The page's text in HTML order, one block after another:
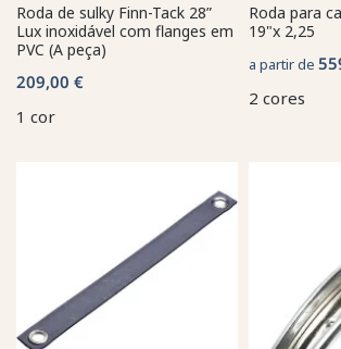
Roda de sulky Finn-Tack 28”
Lux inoxidável com flanges em
PVC (A peça)
209,00 €
1 cor
Roda para
19"x 2,25
a partir de
2 cores